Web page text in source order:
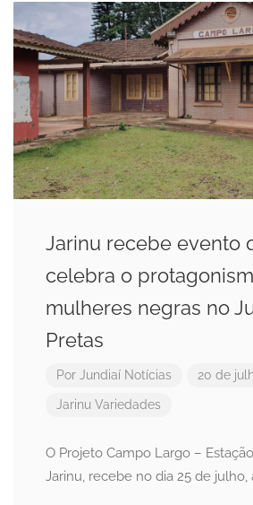
Jarinu recebe evento
celebra o
mulheres negras no
Pretas
Por Jundiaí Notícias 20 de
Jarinu Variedades
O Projeto Campo Largo –
Jarinu, recebe no dia 25 de julho,